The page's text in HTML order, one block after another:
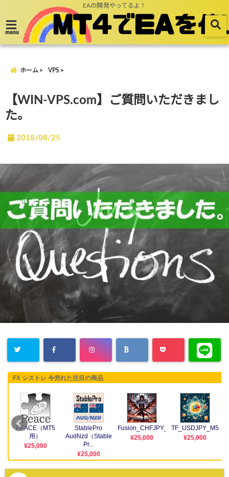
EAの開発やってるよ！
menu
ホーム VPS
【WIN-VPS.com】ご質問いただきまし
た。
2018/08/25